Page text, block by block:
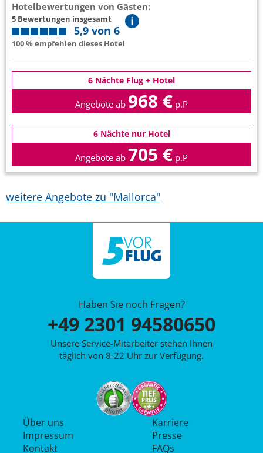
Hotelbewertungen von Gästen:
5 Bewertungen insgesamt
5,9 von 6
100 % empfehlen dieses Hotel
6 Nächte Flug + Hotel
Angebote ab 968 € p.P
6 Nächte nur Hotel
Angebote ab 705 € p.P
weitere Angebote zu "Mallorca"
Haben Sie noch Fragen?
+49 2301 94580650
Unsere Service-Mitarbeiter stehen Ihnen
täglich von 8-22 Uhr zur Verfügung.
Über uns
Impressum
Kontakt
Karriere
Presse
FAQs